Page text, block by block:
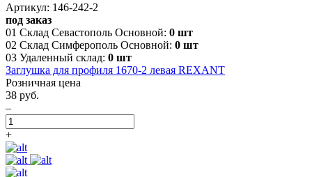
Артикул: 146-242-2
под заказ
01 Склад Севастополь Основной: 0 шт
02 Склад Симферополь Основной: 0 шт
03 Удаленный склад: 0 шт
Заглушка для профиля 1670-2 левая REXANT
Розничная цена
38 руб.
–
+